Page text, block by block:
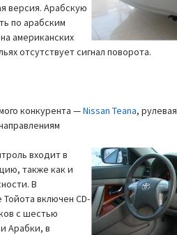
версия. Арабскую
по арабским
американских
отсутствует сигнал поворота.
конкурента —Nissan Teana,
входит в
также как и
В
включен CD-
с шестью
Арабки, в